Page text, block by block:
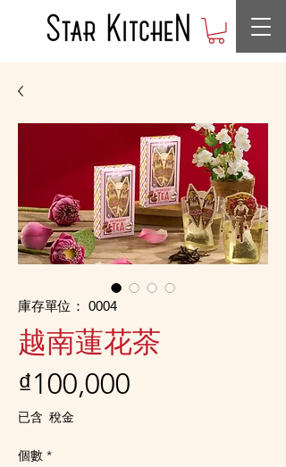
庫存單位： 0004
越南蓮花茶
₫100,000
已含 稅金
個數 *